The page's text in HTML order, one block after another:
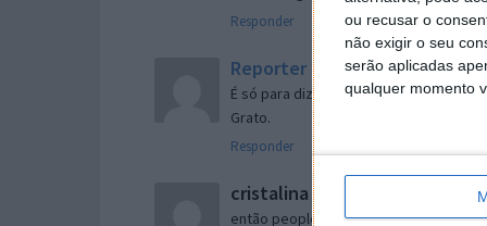
ou recusar o
não exigir o seu
serão aplicadas
qualquer momento
Responder
Reporter 7 de Novembro de 2005 às
É só para dizer que ainda não me
Grato.
Responder
cristalina 11 de Novembro de 2005
então people